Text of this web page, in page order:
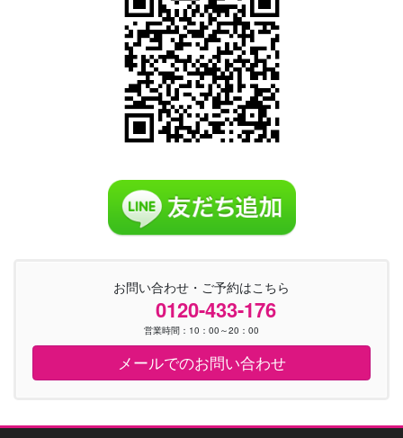
お問い合わせ・ご予約はこちら
0120-433-176
営業時間：10：00～20：00
メールでのお問い合わせ